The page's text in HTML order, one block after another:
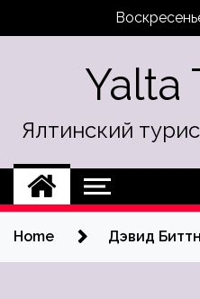
Yalta
Ялтинский
Home Дэвид